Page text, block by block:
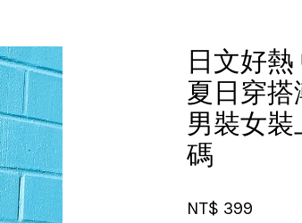
日文好
夏日穿
男裝女
碼
NT$ 399
車目前還是空的。
繼續購物